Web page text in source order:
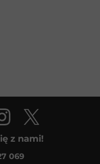
z nami!
069